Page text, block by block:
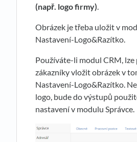
(např. logo firmy).
Obrázek je třeba uložit v
Nastavení-Logo&Razítko.
Používáte-li modul CRM,
zákazníky vložit obrázek v
Nastavení-Logo&Razítko.
logo, bude do výstupů
nastavení v modulu Správce.